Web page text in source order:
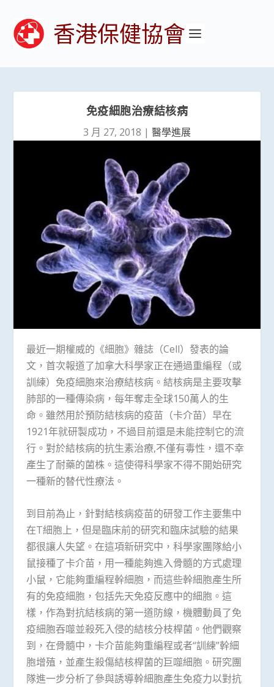
香港保健協會
免疫細胞治療結核病
3 月 27, 2018 | 醫學進展
最近一期權威的《細胞》雜誌（Cell）發表的論
文，首次報道了加拿大科學家正在通過重編程（或
訓練）免疫細胞來治療結核病。結核病是主要攻擊
肺部的一種傳染病，每年奪走全球150萬人的生
命。雖然用於預防結核病的疫苗（卡介苗）早在
1921年就研製成功，不過目前還是未能控制它的流
行。對於結核病的抗生素治療,不僅有毒性，還不幸
產生了耐藥的菌株。這使得科學家不得不開始研究
一種新的替代性療法。
到目前為止，針對結核病疫苗的研發工作主要集中
在T細胞上，但是臨床前的研究和臨床試驗的結果
都很讓人失望。在這項新研究中，科學家團隊給小
鼠接種了卡介苗，用一種能夠進入骨髓的方式處理
小鼠，它能夠重編程幹細胞，而這些幹細胞產生所
有的免疫細胞，包括先天免疫反應中的細胞。這
樣，作為對抗結核病的第一道防線，機體動員了免
疫細胞吞噬並殺死入侵的結核分枝桿菌。他們觀察
到，在骨髓中，卡介苗能夠重編程或者“訓練”幹細
胞增殖，並產生殺傷結核桿菌的巨噬細胞。研究團
隊進一步分析了參與誘導幹細胞產生免疫力以對抗